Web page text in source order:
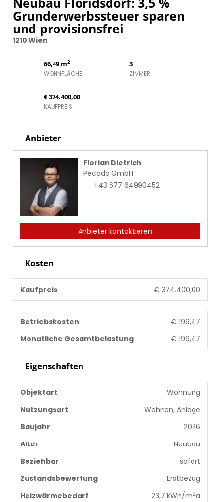
Grunderwerbssteuer sparen
und provisionsfrei
1210 Wien
66,49 m2
WOHNFLÄCHE
3
ZIMMER
€ 374.400,00
KAUFPREIS
Anbieter
Florian Dietrich
Pecado GmbH
+43 677 64990452
Anbieter kontaktieren
Kosten
Kaufpreis € 374.400,00
Betriebskosten
€ 199,47
Monatliche Gesamtbelastung
€ 199,47
Eigenschaften
Objektart
Wohnung
Nutzungsart
Wohnen, Anlage
Baujahr
2026
Alter
Neubau
Beziehbar
sofort
Zustandsbewertung
Erstbezug
Heizwärmebedarf
23,7 kWh/m2a